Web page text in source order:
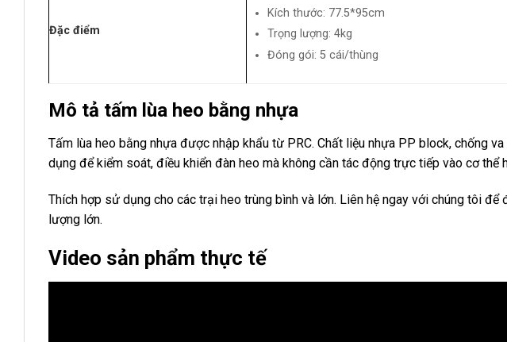
Đặc điểm
Kích thước: 77.5*95cm
Trọng lượng: 4kg
Đóng gói: 5 cái/thùng
Mô tả tấm lùa heo bằng nhựa
Tấm lùa heo bằng nhựa được nhập khẩu từ PRC. Chất liệu nhựa PP block, chống
dụng để kiểm soát, điều khiển đàn heo mà không cần tác động trực tiếp vào cơ thể
Thích hợp sử dụng cho các trại heo trùng bình và lớn. Liên hệ ngay với chúng tôi
lượng lớn.
Video sản phẩm thực tế